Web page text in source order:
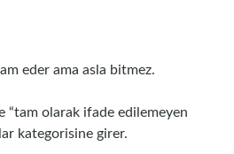
eder ama asla bitmez.
“tam olarak ifade edilemeyen
kategorisine girer.